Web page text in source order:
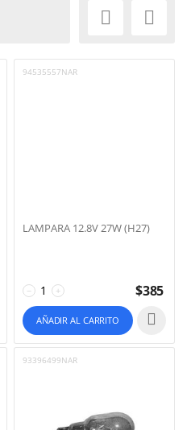
 
94535557NAR
LAMPARA 12.8V 27W (H27)
+
− $385
AÑADIR AL CARRITO
93396499NAR